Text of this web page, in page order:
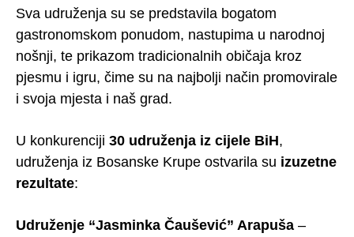
Sva udruženja su se predstavila bogatom
gastronomskom ponudom, nastupima u narodnoj
nošnji, te prikazom tradicionalnih običaja kroz
pjesmu i igru, čime su na najbolji način promovirale
i svoja mjesta i naš grad.
U konkurenciji 30 udruženja iz cijele BiH,
udruženja iz Bosanske Krupe ostvarila su izuzetne
rezultate:
Udruženje “Jasminka Čaušević” Arapuša –